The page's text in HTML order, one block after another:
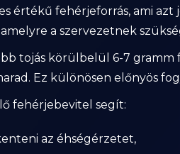
értékű fehérjeforrás, ami azt
a szervezetnek
tojás körülbelül 6-7
Ez különösen előnyös
fehérjebevitel segít:
az éhségérzetet,